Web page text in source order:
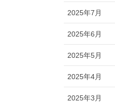
2025年7月
2025年6月
2025年5月
2025年4月
2025年3月